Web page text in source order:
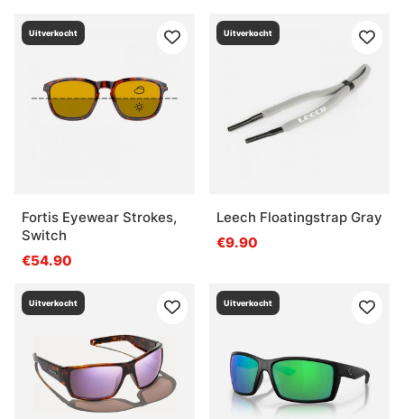
Uitverkocht
Fortis Eyewear Strokes,
Switch
€54.90
Uitverkocht
Leech Floatingstrap Gray
€9.90
Uitverkocht Uitverkocht